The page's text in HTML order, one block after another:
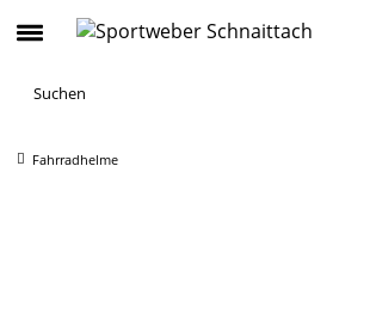
Fahrradhelme